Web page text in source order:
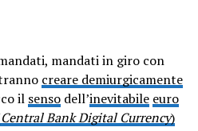
mandati in giro con
creare demiurgicamente
il senso dell’inevitabile euro
Central Bank Digital Currency)